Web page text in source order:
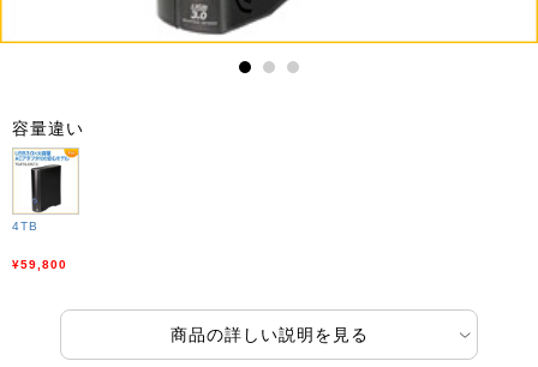
容量違い
4TB
¥59,800
商品の詳しい説明を見る